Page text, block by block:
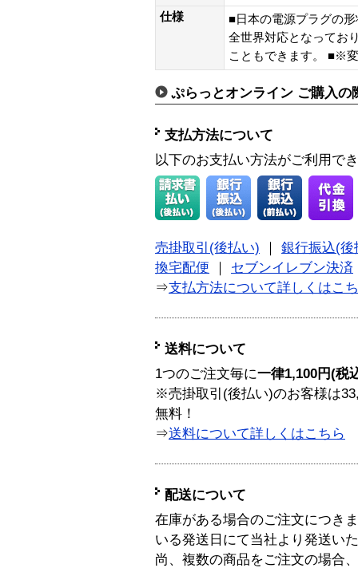
仕様
■日本の電源プラグの
全世界対応となってお
こともできます。 ■※
ぷらっとオンライン ご購入の
支払方法について
以下のお支払い方法がご利用で
売掛取引(後払い) ｜ 銀行振込(後
換宅配便 ｜ セブンイレブン決済
⇒支払方法について詳しくはこ
送料について
1つのご注文毎に一律1,100円(税
※売掛取引(後払い)のお客様は
無料！
⇒送料について詳しくはこちら
配送について
在庫がある場合のご注文につき
いる発送日にて当社より発送い
尚、複数の商品をご注文の場合